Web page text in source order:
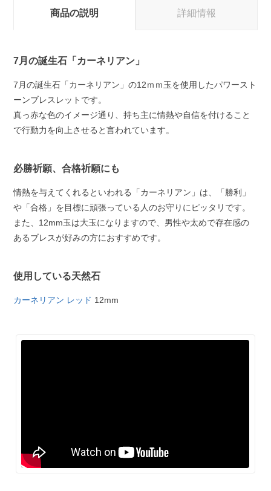
商品の説明 詳細情報
7月の誕生石「カーネリアン」
7月の誕生石「カーネリアン」の12ｍｍ玉を使用したパワースト
ーンブレスレットです。
真っ赤な色のイメージ通り、持ち主に情熱や自信を付けること
で行動力を向上させると言われています。
必勝祈願、合格祈願にも
情熱を与えてくれるといわれる「カーネリアン」は、「勝利」
や「合格」を目標に頑張っている人のお守りにピッタリです。
また、12mm玉は大玉になりますので、男性や太めで存在感の
あるブレスが好みの方におすすめです。
使用している天然石
カーネリアン レッド 12mm